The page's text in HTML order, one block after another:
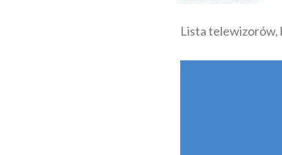
Lista